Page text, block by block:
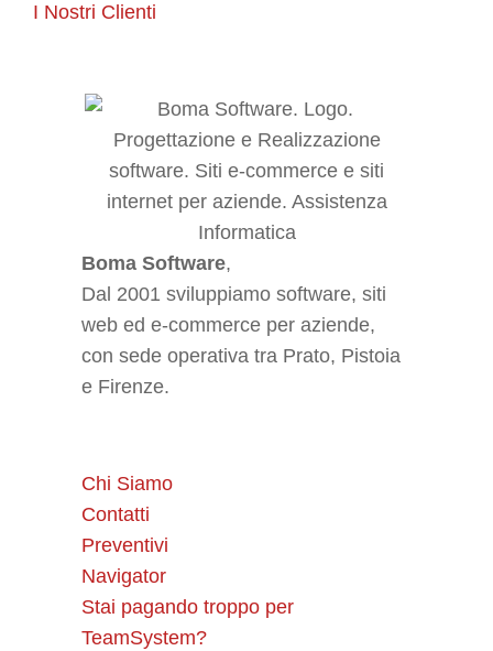
I Nostri Clienti
Boma Software,
Dal 2001 sviluppiamo software, siti
web ed e-commerce per aziende,
con sede operativa tra Prato, Pistoia
e Firenze.
Chi Siamo
Contatti
Preventivi
Navigator
Stai pagando troppo per
TeamSystem?